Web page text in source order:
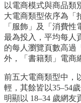
以電商模式與商品類
大電商類型依序為「
「服飾」及「消費
最為投入，平均每人
的每人瀏覽頁數高過
外，「書籍類」電商
前五大電商類型中，
輕，其餘皆以35–54
明顯以 18–34 歲網友